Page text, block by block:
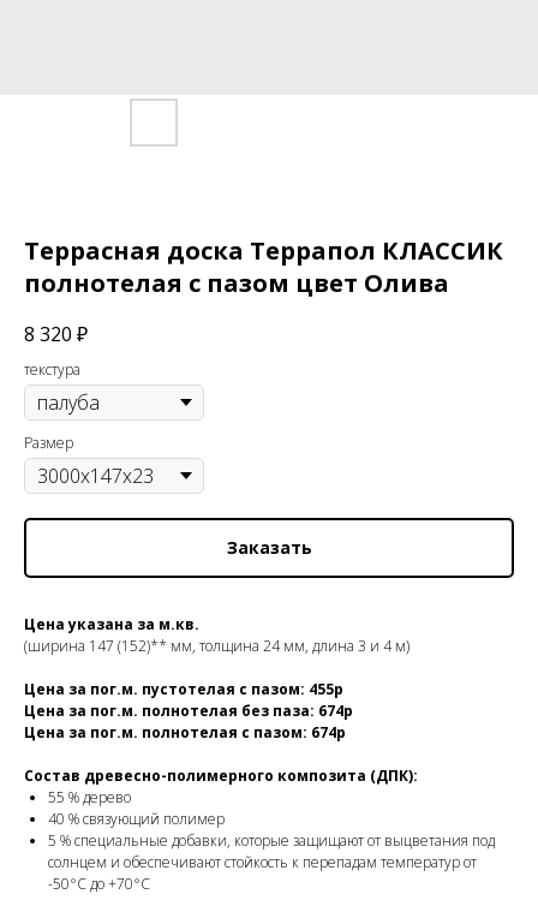
Террасная доска Террапол КЛАССИК
полнотелая с пазом цвет Олива
8 320 ₽
текстура
Размер
Заказать
Цена указана за м.кв.
(ширина 147 (152)** мм, толщина 24 мм, длина 3 и 4 м)
Цена за пог.м. пустотелая с пазом: 455р
Цена за пог.м. полнотелая без паза: 674р
Цена за пог.м. полнотелая с пазом: 674р
Состав древесно-полимерного композита (ДПК):
55 % дерево
40 % связующий полимер
5 % специальные добавки, которые защищают от выцветания под
солнцем и обеспечивают стойкость к перепадам температур от
-50°C до +70°C